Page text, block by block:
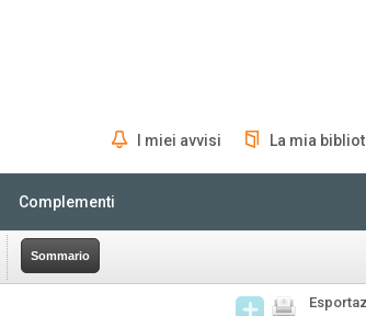
I miei avvisi La mia
Complementi
Sommario